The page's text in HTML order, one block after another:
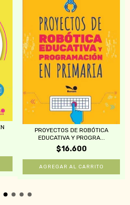
PROYECTOS DE ROBÓTICA
EDUCATIVA Y PROGRA...
$16.600